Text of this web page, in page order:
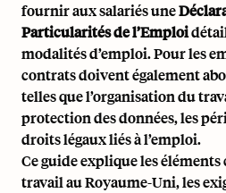
fournir aux salariés une
Particularités de l’Emploi
modalités d’emploi. Pour les
contrats doivent également
telles que l’organisation du
protection des données, les
droits légaux liés à l’emploi.
Ce guide explique les éléments
travail au Royaume-Uni, les